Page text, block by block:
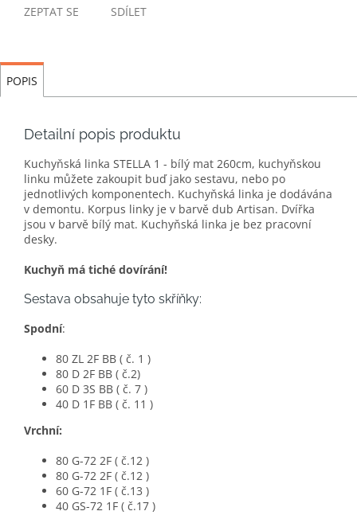
ZEPTAT SE SDÍLET
POPIS
Detailní popis produktu
Kuchyňská linka STELLA 1 - bílý mat 260cm, kuchyňskou
linku můžete zakoupit buď jako sestavu, nebo po
jednotlivých komponentech. Kuchyňská linka je dodávána
v demontu. Korpus linky je v barvě dub Artisan. Dvířka
jsou v barvě bílý mat. Kuchyňská linka je bez pracovní
desky.
Kuchyň má tiché dovírání!
Sestava obsahuje tyto skříňky:
Spodní:
80 ZL 2F BB ( č. 1 )
80 D 2F BB ( č.2)
60 D 3S BB ( č. 7 )
40 D 1F BB ( č. 11 )
Vrchní:
80 G-72 2F ( č.12 )
80 G-72 2F ( č.12 )
60 G-72 1F ( č.13 )
40 GS-72 1F ( č.17 )